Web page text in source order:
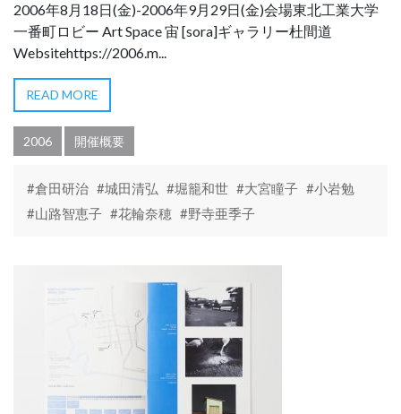
2006年8月18日(金)-2006年9月29日(金)会場東北工業大学
一番町ロビー Art Space 宙 [sora]ギャラリー杜間道
Websitehttps://2006.m...
READ MORE
2006 開催概要
#倉田研治 #城田清弘 #堀籠和世 #大宮瞳子 #小岩勉
#山路智恵子 #花輪奈穂 #野寺亜季子